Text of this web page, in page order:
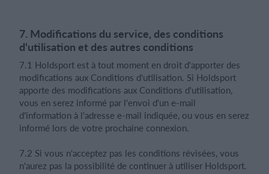
7. Modifications du service, des conditions
d'utilisation et des autres conditions
7.1 Holdsport est à tout moment en droit d'apporter des
modifications aux Conditions d'utilisation. Si Holdsport
apporte des modifications aux Conditions d'utilisation,
vous en serez informé par l'envoi d'un e-mail
d'information à l'adresse e-mail indiquée, ou vous en serez
informé lors de votre prochaine connexion.
7.2 Si vous n'acceptez pas les conditions révisées, vous
n'aurez pas la possibilité de continuer à utiliser Holdsport.